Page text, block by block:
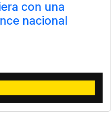
con una
nacional